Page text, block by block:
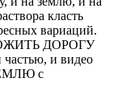
класть
вариаций.
ДОРОГУ
и видео
с